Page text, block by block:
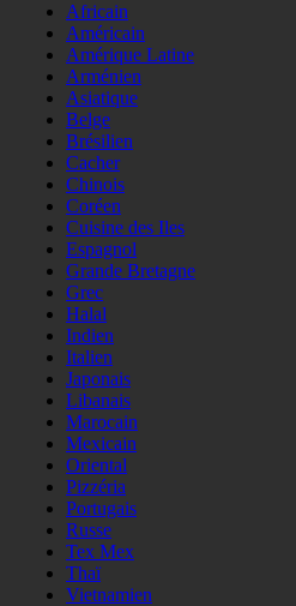
Africain
Américain
Amérique Latine
Arménien
Asiatique
Belge
Brésilien
Cacher
Chinois
Coréen
Cuisine des Iles
Espagnol
Grande Bretagne
Grec
Halal
Indien
Italien
Japonais
Libanais
Marocain
Mexicain
Oriental
Pizzéria
Portugais
Russe
Tex Mex
Thaï
Vietnamien